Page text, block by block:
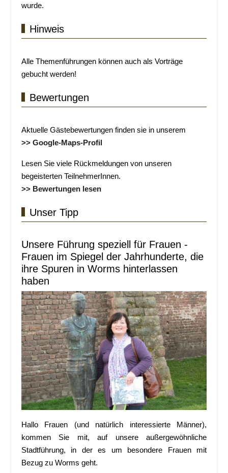
wurde.
Hinweis
Alle Themenführungen können auch als Vorträge
gebucht werden!
Bewertungen
Aktuelle Gästebewertungen finden sie in unserem
>> Google-Maps-Profil
Lesen Sie viele Rückmeldungen von unseren
begeisterten TeilnehmerInnen.
>> Bewertungen lesen
Unser Tipp
Unsere Führung speziell für Frauen -
Frauen im Spiegel der Jahrhunderte, die
ihre Spuren in Worms hinterlassen
haben
Hallo Frauen (und natürlich interessierte Männer),
kommen Sie mit, auf unsere außergewöhnliche
Stadtführung, in der es um besondere Frauen mit
Bezug zu Worms geht.